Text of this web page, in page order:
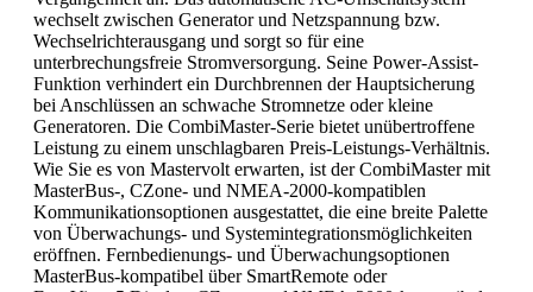
wechselt zwischen Generator und Netzspannung bzw.
Wechselrichterausgang und sorgt so für eine
unterbrechungsfreie Stromversorgung. Seine Power-Assist-
Funktion verhindert ein Durchbrennen der Hauptsicherung
bei Anschlüssen an schwache Stromnetze oder kleine
Generatoren. Die CombiMaster-Serie bietet unübertroffene
Leistung zu einem unschlagbaren Preis-Leistungs-Verhältnis.
Wie Sie es von Mastervolt erwarten, ist der CombiMaster mit
MasterBus-, CZone- und NMEA-2000-kompatiblen
Kommunikationsoptionen ausgestattet, die eine breite Palette
von Überwachungs- und Systemintegrationsmöglichkeiten
eröffnen. Fernbedienungs- und Überwachungsoptionen
MasterBus-kompatibel über SmartRemote oder